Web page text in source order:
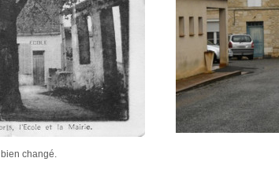
changé.